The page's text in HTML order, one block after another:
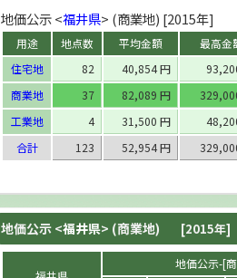
地価公示 <福井県> (商業地) [2015年]
用途 地点数 平均金額
最高金
住宅地
82 40,854 円
商業地
37 82,089 円
工業地
4 31,500 円
合計
123 52,954 円
地価公示 <福井県> (商業地) [2015年]
地価公示-[